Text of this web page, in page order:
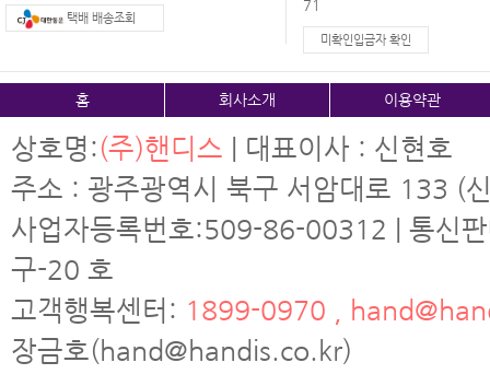
택배 배송조회
71
미확인입금자 확인
홈 회사소개 이용약관
상호명:(주)핸디스 | 대표이사 : 신현호
주소 : 광주광역시 북구 서암대로 133 (
사업자등록번호:509-86-00312 | 통신
구-20 호
고객행복센터: 1899-0970 ,
장금호(hand@handis.co.kr)